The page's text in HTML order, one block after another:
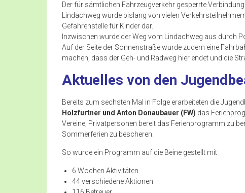
Der für sämtlichen Fahrzeugverkehr gesperrte
Lindachweg wurde bislang von vielen
Gefahrenstelle für Kinder dar.
Inzwischen wurde der Weg vom Lindachweg aus durch
Auf der Seite der Sonnenstraße wurde zudem eine
machen, dass der Geh- und Radweg hier endet und die
Aktuelles von den
Bereits zum sechsten Mal in Folge erarbeiteten die
Holzfurtner und Anton Donaubauer (FW) das
Vereine, Privatpersonen bereit das Ferienprogramm zu
Sommerferien zu bescheren.
So wurde ein Programm auf die Beine gestellt mit
6 Wochen Aktivitäten
44 verschiedene Aktionen